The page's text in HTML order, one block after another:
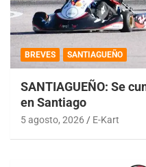
BREVES SANTIAGUEÑO
SANTIAGUEÑO: Se
en Santiago
5 agosto, 2026 E-Kart